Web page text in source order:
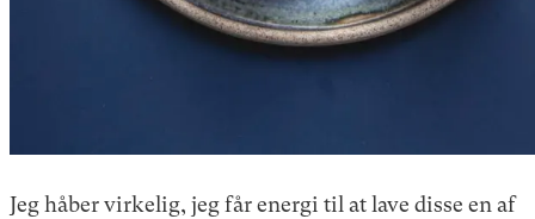
Jeg håber virkelig, jeg får energi til at lave disse en af